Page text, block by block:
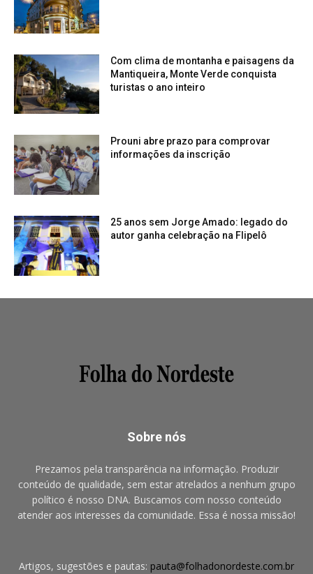
Com clima de montanha e paisagens da
Mantiqueira, Monte Verde conquista
turistas o ano inteiro
Prouni abre prazo para comprovar
informações da inscrição
25 anos sem Jorge Amado: legado do
autor ganha celebração na Flipelô
Sobre nós
Prezamos pela transparência na informação. Produzir
conteúdo de qualidade, sem estar atrelados a nenhum grupo
político é nosso DNA. Buscamos com nosso conteúdo
atender aos interesses da comunidade. Essa é nossa missão!
Artigos, sugestões e pautas: pauta@folhadonordeste.com.br